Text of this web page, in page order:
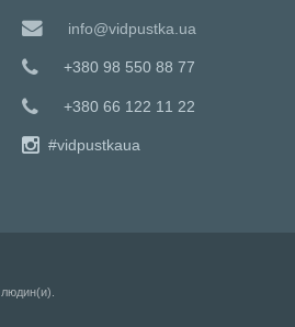
info@vidpustka.ua
+380 98 550 88 77
+380 66 122 11 22
#vidpustkaua
людин(и).